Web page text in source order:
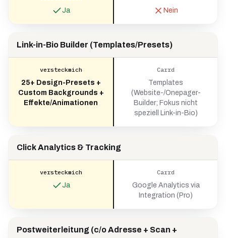
Ja
Nein
Link-in-Bio Builder (Templates/Presets)
versteckmich
25+ Design-Presets +
Custom Backgrounds +
Effekte/Animationen
Carrd
Templates
(Website-/Onepager-
Builder; Fokus nicht
speziell Link-in-Bio)
Click Analytics & Tracking
versteckmich
Ja
Carrd
Google Analytics via
Integration (Pro)
Postweiterleitung (c/o Adresse + Scan +